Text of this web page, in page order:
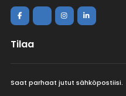
Tilaa
Saat parhaat jutut sähköpostiisi.